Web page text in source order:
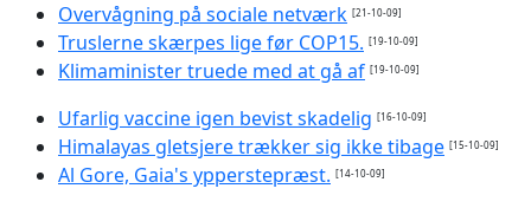
Overvågning på sociale netværk [21-10-09]
Truslerne skærpes lige før COP15. [19-10-09]
Klimaminister truede med at gå af [19-10-09]
Ufarlig vaccine igen bevist skadelig [16-10-09]
Himalayas gletsjere trækker sig ikke tibage [15-10-09]
Al Gore, Gaia's ypperstepræst. [14-10-09]